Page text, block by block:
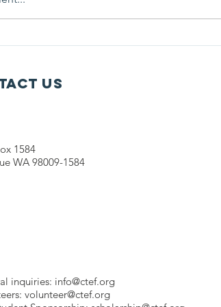
Us
1584
WA 98009-1584
inquiries: info@ctef.org
volunteer@ctef.org